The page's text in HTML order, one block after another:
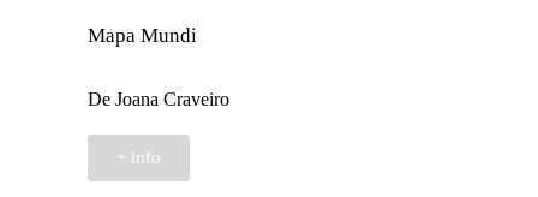
Mapa Mundi
De Joana Craveiro
+ info